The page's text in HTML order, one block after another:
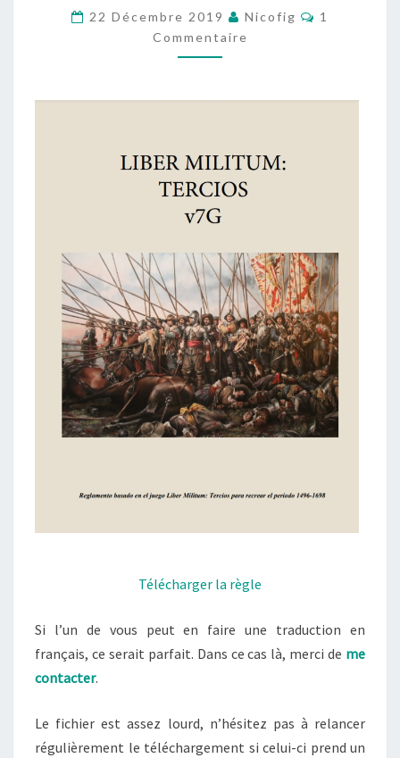
LE
CLUB
SEPTIMOGRADO
22 Décembre 2019 Nicofig
1
Commentaire
Télécharger la règle
Si l’un de vous peut en faire une traduction en
français, ce serait parfait. Dans ce cas là, merci de me
contacter.
Le fichier est assez lourd, n’hésitez pas à relancer
régulièrement le téléchargement si celui-ci prend un